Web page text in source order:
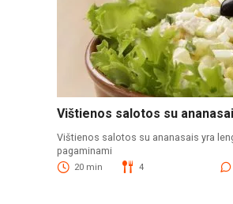
Vištienos salotos su
Vištienos salotos su ananasais yra
pagaminami
20 min 4